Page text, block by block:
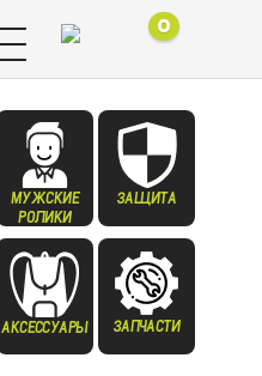
0
МУЖСКИЕ
РОЛИКИ
ЗАЩИТА
АКСЕССУАРЫ ЗАПЧАСТИ